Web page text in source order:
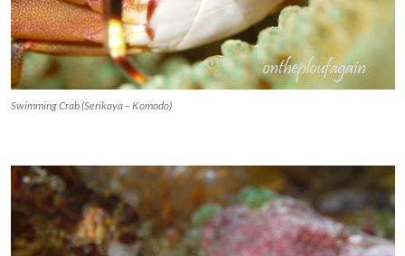
Swimming Crab (Serikaya – Komodo)